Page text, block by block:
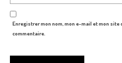
Enregistrer mon nom, mon e-mail et mon site
commentaire.